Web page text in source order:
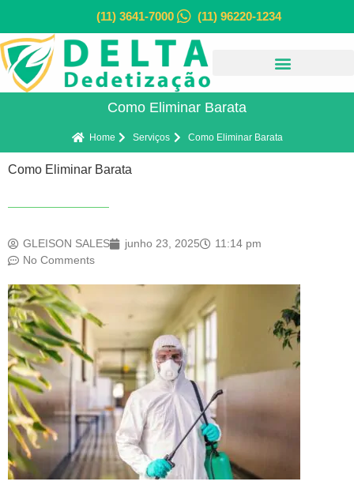
(11) 3641-7000 (11) 96220-1234
Como Eliminar Barata
Home Serviços Como Eliminar Barata
Como Eliminar Barata
GLEISON SALES junho 23, 2025
11:14 pm
No Comments